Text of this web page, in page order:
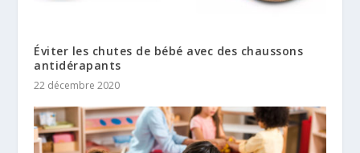
Éviter les chutes de bébé avec des chaussons
antidérapants
22 décembre 2020